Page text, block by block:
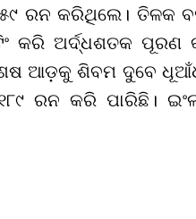
ରନ କରିଥିଲେ। ତିଳକ
କରି ଅର୍ଦ୍ଧଶତକ
ଆଡ଼କୁ ଶିବମ ଦୁବେ
ରନ କରି ପାରିଛି।